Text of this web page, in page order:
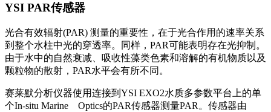
YSI PAR传感器
光合有效辐射(PAR) 测量的重要性，在于光合作用的速率关系
到整个水柱中光的穿透率。同样，PAR可能表明存在光抑制。
由于水中的自然衰减、吸收性藻类色素和溶解的有机物质以及
颗粒物的散射，PAR水平会有所不同。
赛莱默分析仪器使用连接到YSI EXO2水质多参数平台上的单
个In-situ Marine Optics的PAR传感器测量PAR。传感器由